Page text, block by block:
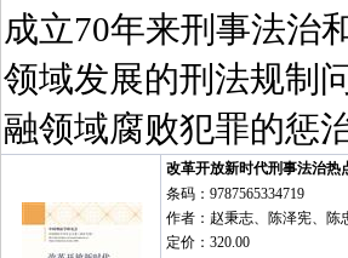
成立70年来刑事法治
领域发展的刑法规制
融领域腐败犯罪的惩
改革开放新时代刑事法治热
条码：9787565334719
作者：赵秉志、陈泽宪、陈
定价：320.00